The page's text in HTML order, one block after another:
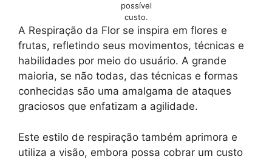
possível
custo.
A Respiração da Flor se inspira em flores e
frutas, refletindo seus movimentos, técnicas e
habilidades por meio do usuário. A grande
maioria, se não todas, das técnicas e formas
conhecidas são uma amalgama de ataques
graciosos que enfatizam a agilidade.
Este estilo de respiração também aprimora e
utiliza a visão, embora possa cobrar um custo